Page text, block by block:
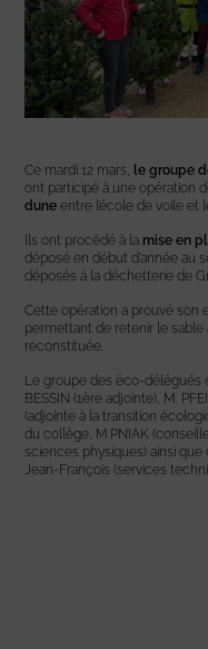
Ce mardi 12 mars,
le groupe
ont participé à une opération
dune entre l’école de voile et
Ils ont procédé à la mise en
déposé en début d’année au
déposés à la déchetterie de
Cette opération a prouvé son
permettant de retenir le sable
reconstituée.
Le groupe des éco-délégués
BESSIN (1ère adjointe), M.
(adjointe à la transition
du collège, M.PNIAK
sciences physiques) ainsi
Jean-François (services